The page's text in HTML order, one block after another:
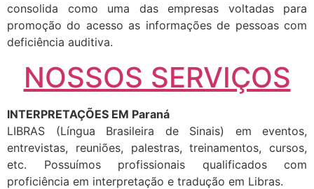
consolida como uma das empresas voltadas para
promoção do acesso as informações de pessoas com
deficiência auditiva.
NOSSOS SERVIÇOS
INTERPRETAÇÕES EM Paraná
LIBRAS (Língua Brasileira de Sinais) em eventos,
entrevistas, reuniões, palestras, treinamentos, cursos,
etc. Possuímos profissionais qualificados com
proficiência em interpretação e tradução em Libras.